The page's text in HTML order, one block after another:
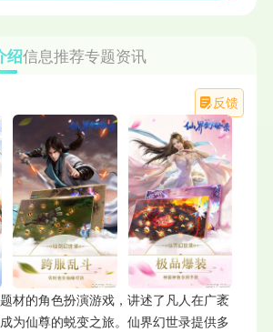
绍信息推荐专题资讯
反馈
材的角色扮演游戏，讲述了凡人在广袤
为仙尊的蜕变之旅。仙界幻世录提供多